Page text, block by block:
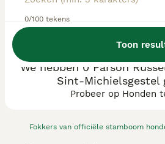
0/100 tekens
Toon
Fokkers van officiële stamboom
We hebben 0 Parson
Sint-Michielsgestel
Probeer op Honden